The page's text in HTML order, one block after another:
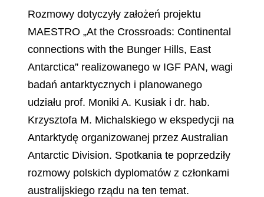
Rozmowy dotyczyły założeń projektu
MAESTRO „At the Crossroads: Continental
connections with the Bunger Hills, East
Antarctica” realizowanego w IGF PAN, wagi
badań antarktycznych i planowanego
udziału prof. Moniki A. Kusiak i dr. hab.
Krzysztofa M. Michalskiego w ekspedycji na
Antarktydę organizowanej przez Australian
Antarctic Division. Spotkania te poprzedziły
rozmowy polskich dyplomatów z członkami
australijskiego rządu na ten temat.